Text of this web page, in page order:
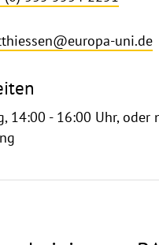
uni.de
14:00 - 16:00 Uhr, oder